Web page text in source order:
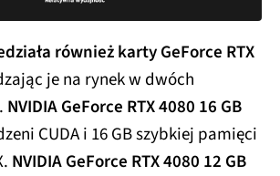
również karty GeForce RTX
je na rynek w dwóch
NVIDIA GeForce RTX 4080 16 GB
CUDA i 16 GB szybkiej pamięci
NVIDIA GeForce RTX 4080 12 GB